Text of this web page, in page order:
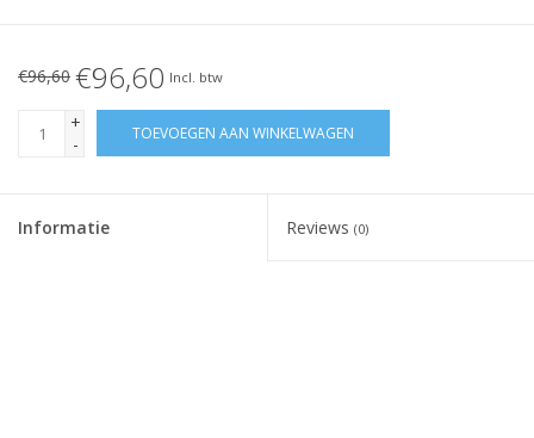
€96,60 €96,60 Incl. btw
+
-
TOEVOEGEN AAN WINKELWAGEN
Informatie Reviews (0)